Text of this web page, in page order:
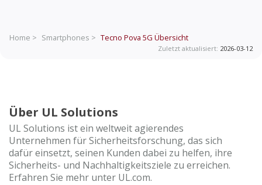
Home > Smartphones > Tecno Pova 5G Übersicht
Zuletzt aktualisiert: 2026-03-12
Über UL Solutions
UL Solutions ist ein weltweit agierendes
Unternehmen für Sicherheitsforschung, das sich
dafür einsetzt, seinen Kunden dabei zu helfen, ihre
Sicherheits- und Nachhaltigkeitsziele zu erreichen.
Erfahren Sie mehr unter UL.com.